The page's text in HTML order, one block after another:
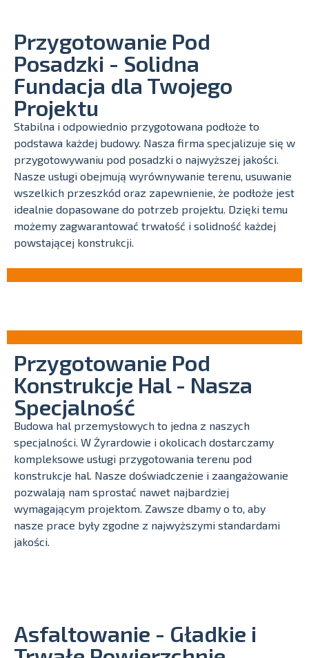
Przygotowanie Pod
Posadzki - Solidna
Fundacja dla Twojego
Projektu
Stabilna i odpowiednio przygotowana podłoże to
podstawa każdej budowy. Nasza firma specjalizuje się w
przygotowywaniu pod posadzki o najwyższej jakości.
Nasze usługi obejmują wyrównywanie terenu, usuwanie
wszelkich przeszkód oraz zapewnienie, że podłoże jest
idealnie dopasowane do potrzeb projektu. Dzięki temu
możemy zagwarantować trwałość i solidność każdej
powstającej konstrukcji.
Przygotowanie Pod
Konstrukcje Hal - Nasza
Specjalność
Budowa hal przemysłowych to jedna z naszych
specjalności. W Żyrardowie i okolicach dostarczamy
kompleksowe usługi przygotowania terenu pod
konstrukcje hal. Nasze doświadczenie i zaangażowanie
pozwalają nam sprostać nawet najbardziej
wymagającym projektom. Zawsze dbamy o to, aby
nasze prace były zgodne z najwyższymi standardami
jakości.
Asfaltowanie - Gładkie i